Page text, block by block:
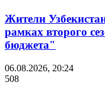
Жители
рамках второго
бюджета"
06.08.2026, 20:24
508